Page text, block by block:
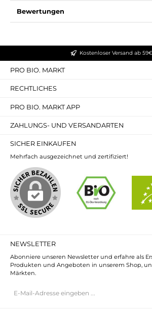
Bewertungen
Kostenloser Versand ab
PRO BIO. MARKT
RECHTLICHES
PRO BIO. MARKT APP
ZAHLUNGS- UND VERSANDARTEN
SICHER EINKAUFEN
Mehrfach ausgezeichnet und zertifiziert!
NEWSLETTER
Abonniere unseren Newsletter und erfahre als
Produkten und Angeboten in unserem Shop,
Märkten.
Mail-